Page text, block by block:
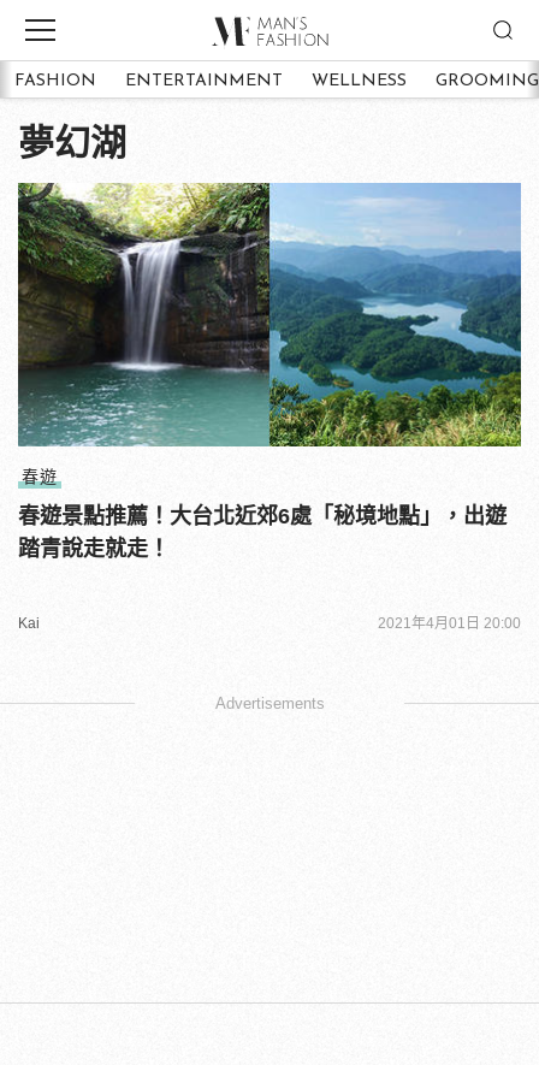
FASHION ENTERTAINMENT WELLNESS GROOMING
夢幻湖
春遊
春遊景點推薦！大台北近郊6處「秘境地點」，出遊
踏青說走就走！
Kai 2021年4月01日 20:00
Advertisements